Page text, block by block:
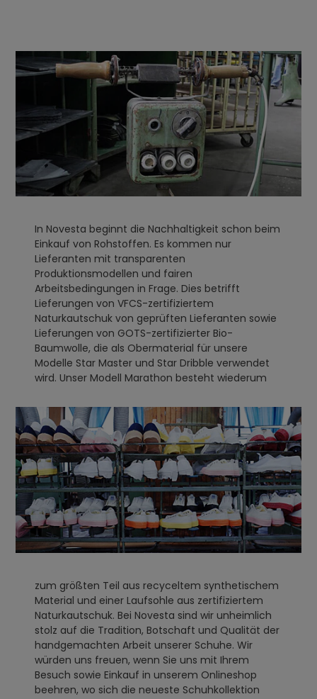
In Novesta beginnt die Nachhaltigkeit schon beim
Einkauf von Rohstoffen. Es kommen nur
Lieferanten mit transparenten
Produktionsmodellen und fairen
Arbeitsbedingungen in Frage. Dies betrifft
Lieferungen von VFCS-zertifiziertem
Naturkautschuk von geprüften Lieferanten sowie
Lieferungen von GOTS-zertifizierter Bio-
Baumwolle, die als Obermaterial für unsere
Modelle Star Master und Star Dribble verwendet
wird. Unser Modell Marathon besteht wiederum
zum größten Teil aus recyceltem synthetischem
Material und einer Laufsohle aus zertifiziertem
Naturkautschuk. Bei Novesta sind wir unheimlich
stolz auf die Tradition, Botschaft und Qualität der
handgemachten Arbeit unserer Schuhe. Wir
würden uns freuen, wenn Sie uns mit Ihrem
Besuch sowie Einkauf in unserem Onlineshop
beehren, wo sich die neueste Schuhkollektion